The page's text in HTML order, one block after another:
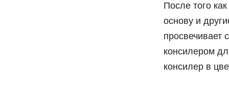
После того
основу и
просвечивает
консилером
консилер в